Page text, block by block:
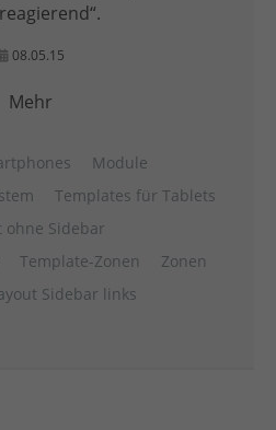
08.05.15
Mehr
Module
Templates für Tablets
ohne Sidebar
Template-Zonen
Zonen
Sidebar links